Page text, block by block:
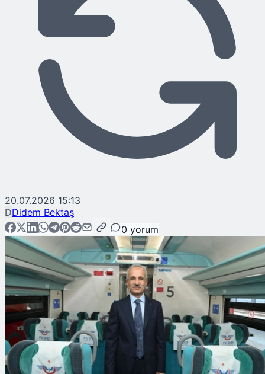
20.07.2026 15:13
DDidem Bektaş
0 yorum